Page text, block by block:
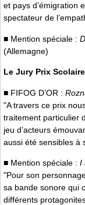
et pays d’émigration
spectateur de
■ Mention spéciale :
(Allemagne)
Le Jury Prix
■ FIFOG D’OR :
"A travers ce prix
traitement particulier
jeu d’acteurs
aussi été sensibles à
■ Mention spéciale : I
"Pour son
sa bande sonore qui
différents